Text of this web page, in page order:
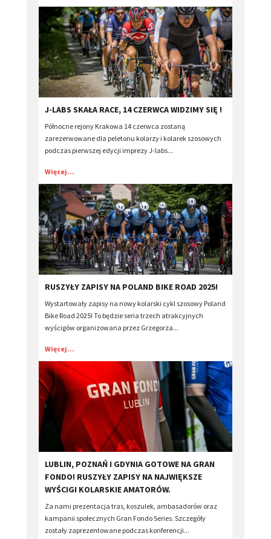
J-LABS SKAŁA RACE, 14 CZERWCA WIDZIMY SIĘ !
Północne rejony Krakowa 14 czerwca zostaną
zarezerwowane dla peletonu kolarzy i kolarek szosowych
podczas pierwszej edycji imprezy J-labs...
Więcej...
​RUSZYŁY ZAPISY NA POLAND BIKE ROAD 2025!
Wystartowały zapisy na nowy kolarski cykl szosowy Poland
Bike Road 2025! To będzie seria trzech atrakcyjnych
wyścigów organizowana przez Grzegorza...
Więcej...
​LUBLIN, POZNAŃ I GDYNIA GOTOWE NA GRAN
FONDO! RUSZYŁY ZAPISY NA NAJWIĘKSZE
WYŚCIGI KOLARSKIE AMATORÓW.
Za nami prezentacja tras, koszulek, ambasadorów oraz
kampanii społecznych Gran Fondo Series. Szczegóły
zostały zaprezentowane podczas konferencji...